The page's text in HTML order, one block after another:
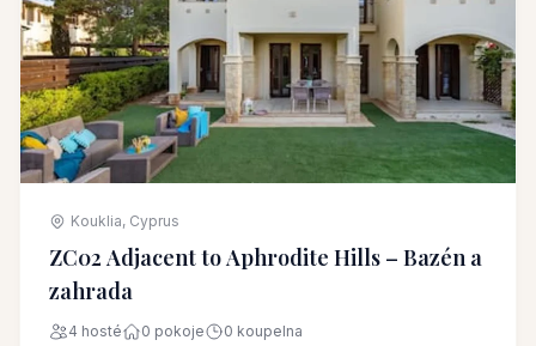
Kouklia, Cyprus
ZC02 Adjacent to Aphrodite Hills – Bazén a
zahrada
4 hosté 0 pokoje 0 koupelna